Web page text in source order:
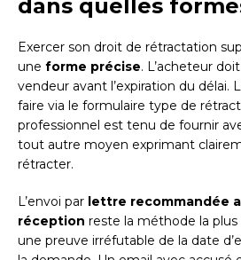
dans quelles
Exercer son droit de rétractation
une forme précise. L’acheteur
vendeur avant l’expiration du délai.
faire via le formulaire type de
professionnel est tenu de fournir
tout autre moyen exprimant
rétracter.
L’envoi par lettre recommandée
réception reste la méthode la
une preuve irréfutable de la date